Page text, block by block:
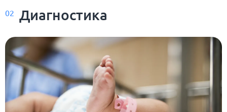
02 Диагностика